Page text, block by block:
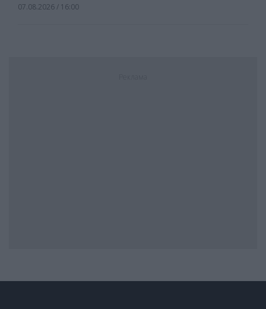
07.08.2026 / 16:00